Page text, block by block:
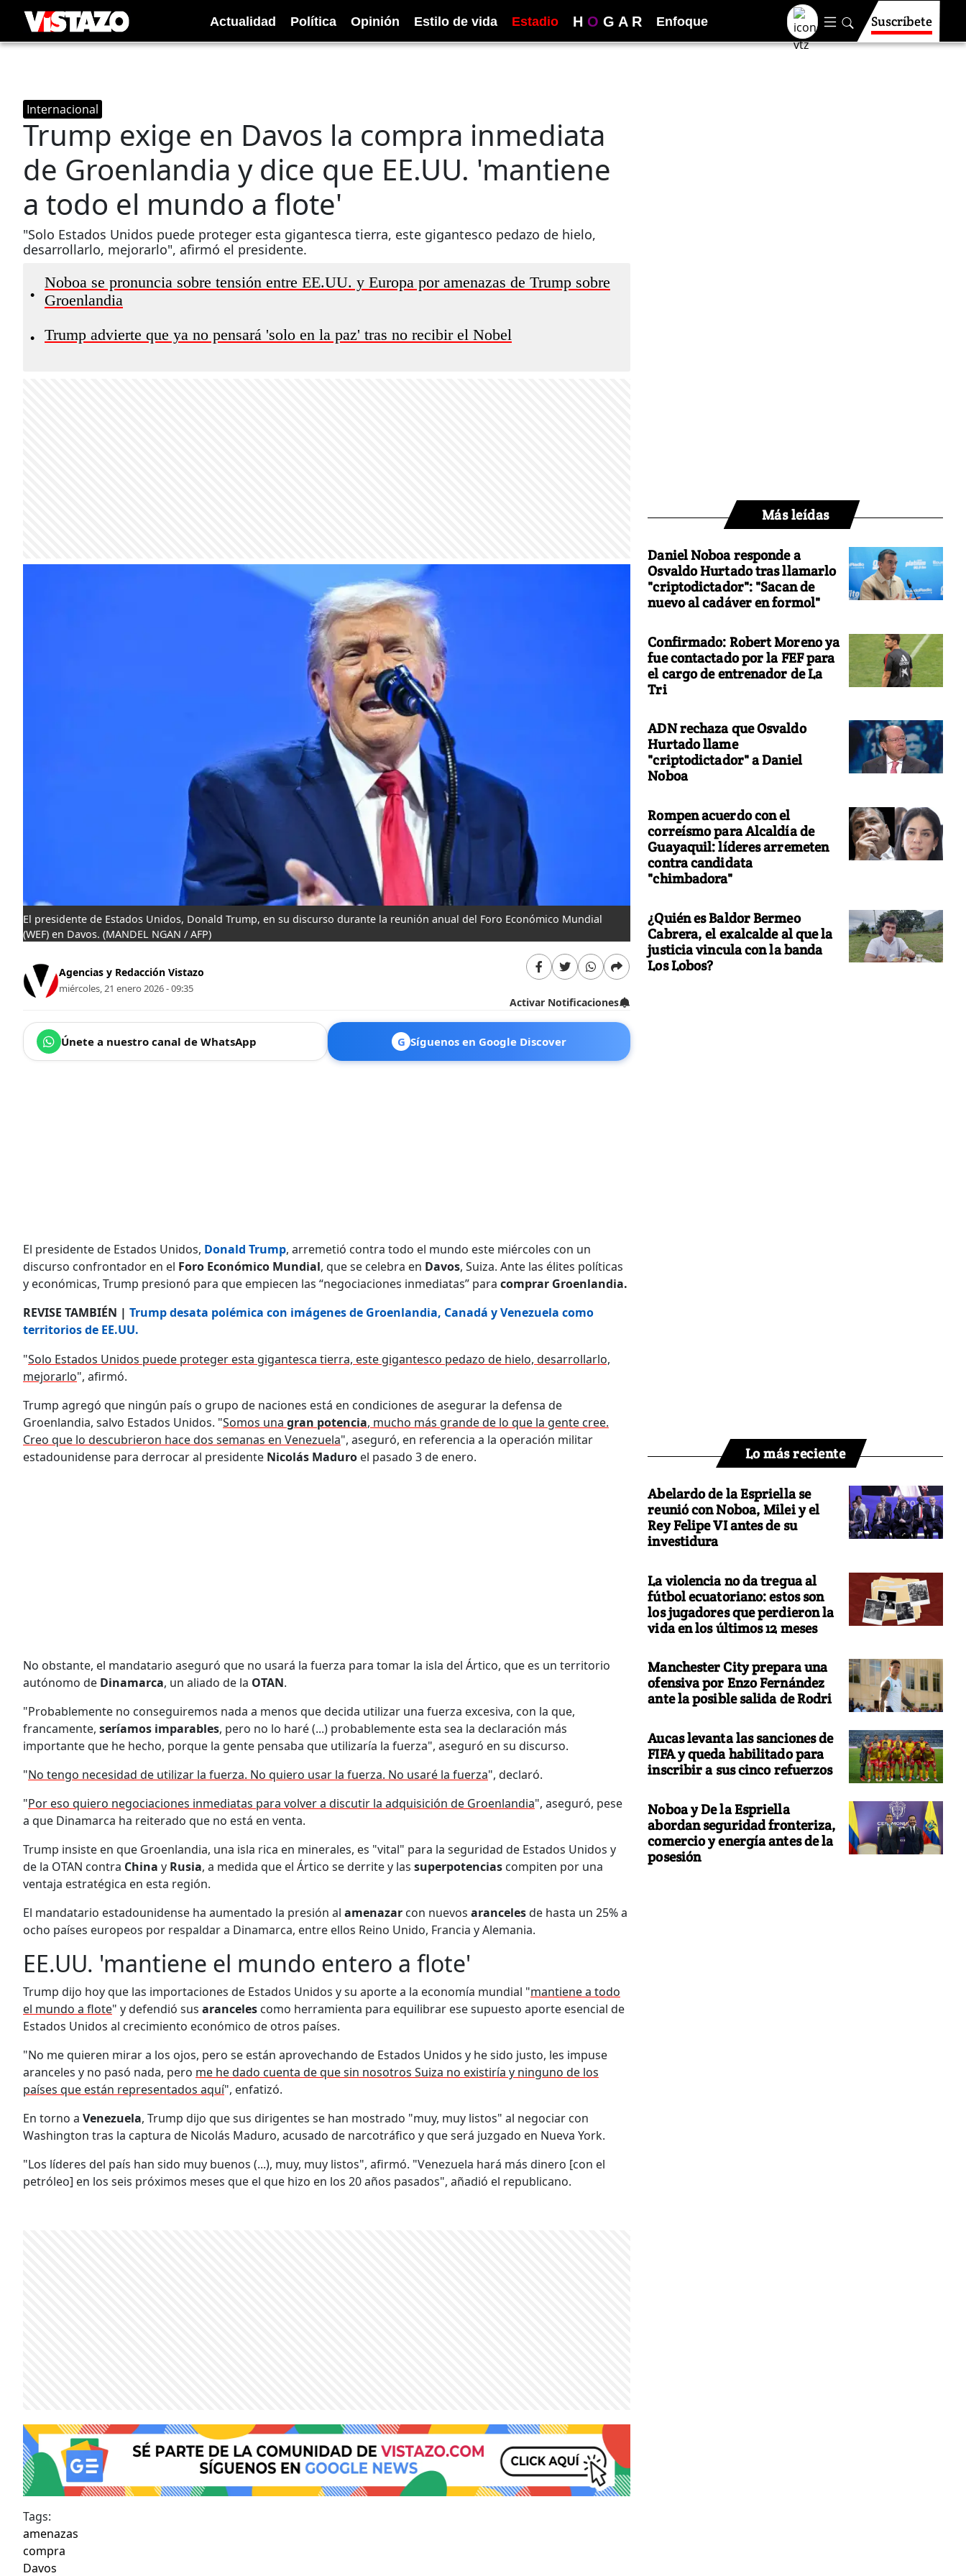
Actualidad Política Opinión Estilo de vida Estadio H O G A R Enfoque Suscríbete
Internacional
Trump exige en Davos la compra inmediata
de Groenlandia y dice que EE.UU. 'mantiene
a todo el mundo a flote'
"Solo Estados Unidos puede proteger esta gigantesca tierra, este gigantesco pedazo de hielo,
desarrollarlo, mejorarlo", afirmó el presidente.
•
Noboa se pronuncia sobre tensión entre EE.UU. y Europa por amenazas de Trump sobre
Groenlandia
• Trump advierte que ya no pensará 'solo en la paz' tras no recibir el Nobel
El presidente de Estados Unidos, Donald Trump, en su discurso durante la reunión anual del Foro Económico Mundial
(WEF) en Davos. (MANDEL NGAN / AFP)
Agencias y Redacción Vistazo
miércoles, 21 enero 2026 - 09:35
Activar Notificaciones
Únete a nuestro canal de WhatsApp G Síguenos en Google Discover
El presidente de Estados Unidos, Donald Trump, arremetió contra todo el mundo este miércoles con un
discurso confrontador en el Foro Económico Mundial, que se celebra en Davos, Suiza. Ante las élites políticas
y económicas, Trump presionó para que empiecen las “negociaciones inmediatas” para comprar Groenlandia.
REVISE TAMBIÉN | Trump desata polémica con imágenes de Groenlandia, Canadá y Venezuela como
territorios de EE.UU.
"Solo Estados Unidos puede proteger esta gigantesca tierra, este gigantesco pedazo de hielo, desarrollarlo,
mejorarlo", afirmó.
Trump agregó que ningún país o grupo de naciones está en condiciones de asegurar la defensa de
Groenlandia, salvo Estados Unidos. "Somos una gran potencia, mucho más grande de lo que la gente cree.
Creo que lo descubrieron hace dos semanas en Venezuela", aseguró, en referencia a la operación militar
estadounidense para derrocar al presidente Nicolás Maduro el pasado 3 de enero.
No obstante, el mandatario aseguró que no usará la fuerza para tomar la isla del Ártico, que es un territorio
autónomo de Dinamarca, un aliado de la OTAN.
"Probablemente no conseguiremos nada a menos que decida utilizar una fuerza excesiva, con la que,
francamente, seríamos imparables, pero no lo haré (...) probablemente esta sea la declaración más
importante que he hecho, porque la gente pensaba que utilizaría la fuerza", aseguró en su discurso.
"No tengo necesidad de utilizar la fuerza. No quiero usar la fuerza. No usaré la fuerza", declaró.
"Por eso quiero negociaciones inmediatas para volver a discutir la adquisición de Groenlandia", aseguró, pese
a que Dinamarca ha reiterado que no está en venta.
Trump insiste en que Groenlandia, una isla rica en minerales, es "vital" para la seguridad de Estados Unidos y
de la OTAN contra China y Rusia, a medida que el Ártico se derrite y las superpotencias compiten por una
ventaja estratégica en esta región.
El mandatario estadounidense ha aumentado la presión al amenazar con nuevos arancelesde hasta un 25% a
ocho países europeos por respaldar a Dinamarca, entre ellos Reino Unido, Francia y Alemania.
EE.UU. 'mantiene el mundo entero a flote'
Trump dijo hoy que las importaciones de Estados Unidos y su aporte a la economía mundial "mantiene a todo
el mundo a flote" y defendió sus aranceles como herramienta para equilibrar ese supuesto aporte esencial de
Estados Unidos al crecimiento económico de otros países.
"No me quieren mirar a los ojos, pero se están aprovechando de Estados Unidos y he sido justo, les impuse
aranceles y no pasó nada, pero me he dado cuenta de que sin nosotros Suiza no existiría y ninguno de los
países que están representados aquí", enfatizó.
En torno a Venezuela, Trump dijo que sus dirigentes se han mostrado "muy, muy listos" al negociar con
Washington tras la captura de Nicolás Maduro, acusado de narcotráfico y que será juzgado en Nueva York.
"Los líderes del país han sido muy buenos (...), muy, muy listos", afirmó. "Venezuela hará más dinero [con el
petróleo] en los seis próximos meses que el que hizo en los 20 años pasados", añadió el republicano.
Tags:
amenazas
compra
Davos
Más leídas
Daniel Noboa responde a
Osvaldo Hurtado tras llamarlo
"criptodictador": "Sacan de
nuevo al cadáver en formol"
Confirmado: Robert Moreno ya
fue contactado por la FEF para
el cargo de entrenador de La
Tri
ADN rechaza que Osvaldo
Hurtado llame
"criptodictador" a Daniel
Noboa
Rompen acuerdo con el
correísmo para Alcaldía de
Guayaquil: líderes arremeten
contra candidata
"chimbadora"
¿Quién es Baldor Bermeo
Cabrera, el exalcalde al que la
justicia vincula con la banda
Los Lobos?
Lo más reciente
Abelardo de la Espriella se
reunió con Noboa, Milei y el
Rey Felipe VI antes de su
investidura
La violencia no da tregua al
fútbol ecuatoriano: estos son
los jugadores que perdieron la
vida en los últimos 12 meses
Manchester City prepara una
ofensiva por Enzo Fernández
ante la posible salida de Rodri
Aucas levanta las sanciones de
FIFA y queda habilitado para
inscribir a sus cinco refuerzos
Noboa y De la Espriella
abordan seguridad fronteriza,
comercio y energía antes de la
posesión